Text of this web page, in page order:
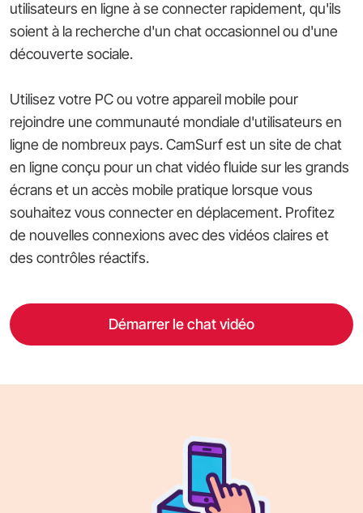
utilisateurs en ligne à se connecter rapidement, qu'ils
soient à la recherche d'un chat occasionnel ou d'une
découverte sociale.
Utilisez votre PC ou votre appareil mobile pour
rejoindre une communauté mondiale d'utilisateurs en
ligne de nombreux pays. CamSurf est un site de chat
en ligne conçu pour un chat vidéo fluide sur les grands
écrans et un accès mobile pratique lorsque vous
souhaitez vous connecter en déplacement. Profitez
de nouvelles connexions avec des vidéos claires et
des contrôles réactifs.
Démarrer le chat vidéo